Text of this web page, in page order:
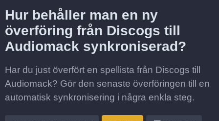
Hur behåller man en ny
överföring från Discogs till
Audiomack synkroniserad?
Har du just överfört en spellista från Discogs till
Audiomack? Gör den senaste överföringen till en
automatisk synkronisering i några enkla steg.